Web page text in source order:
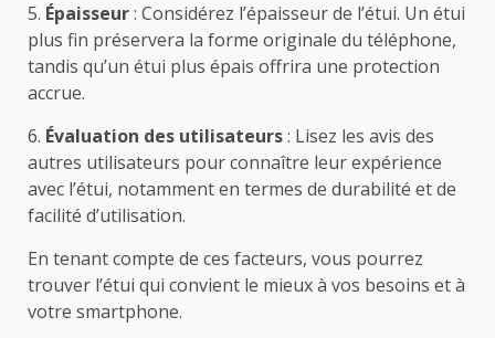
5. Épaisseur: Considérez l’épaisseur de l’étui. Un étui
plus fin préservera la forme originale du téléphone,
tandis qu’un étui plus épais offrira une protection
accrue.
6. Évaluation des utilisateurs: Lisez les avis des
autres utilisateurs pour connaître leur expérience
avec l’étui, notamment en termes de durabilité et de
facilité d’utilisation.
En tenant compte de ces facteurs, vous pourrez
trouver l’étui qui convient le mieux à vos besoins et à
votre smartphone.